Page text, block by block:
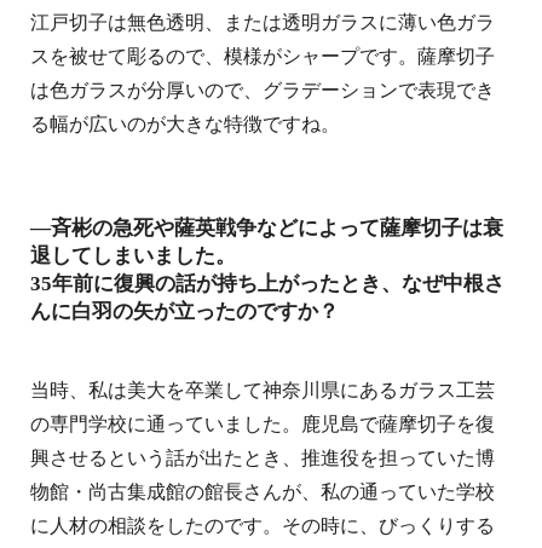
江戸切子は無色透明、または透明ガラスに薄い色ガラ
スを被せて彫るので、模様がシャープです。薩摩切子
は色ガラスが分厚いので、グラデーションで表現でき
る幅が広いのが大きな特徴ですね。
―斉彬の急死や薩英戦争などによって薩摩切子は衰
退してしまいました。
35年前に復興の話が持ち上がったとき、なぜ中根さ
んに白羽の矢が立ったのですか？
当時、私は美大を卒業して神奈川県にあるガラス工芸
の専門学校に通っていました。鹿児島で薩摩切子を復
興させるという話が出たとき、推進役を担っていた博
物館・尚古集成館の館長さんが、私の通っていた学校
に人材の相談をしたのです。その時に、びっくりする